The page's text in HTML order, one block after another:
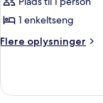
-
1 enkeltseng
Flere oplysninger
Flere
fællessovesal